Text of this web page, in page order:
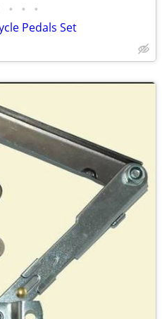
• • •
Pedals Set